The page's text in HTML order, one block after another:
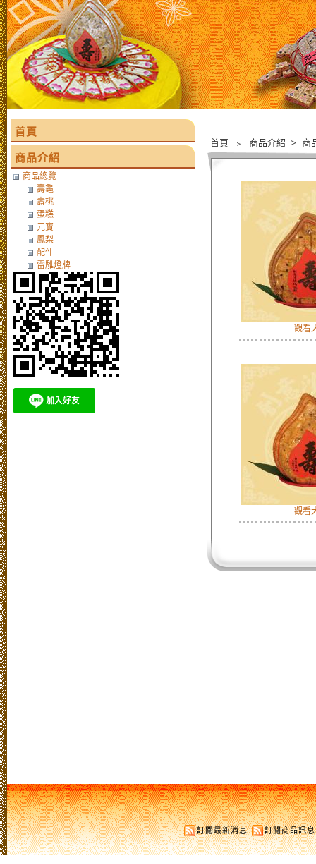
首頁 ﹥ 商品介紹 > 商
觀看
觀看
首頁
商品介紹
商品總覽
壽龜
壽桃
蛋糕
元寶
鳳梨
配件
雷雕燈牌
訂閱最新消息 訂閱商品訊息